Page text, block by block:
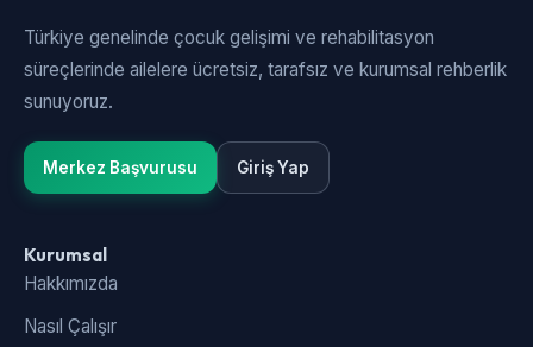
Türkiye genelinde çocuk gelişimi ve rehabilitasyon
süreçlerinde ailelere ücretsiz, tarafsız ve kurumsal rehberlik
sunuyoruz.
Merkez Başvurusu Giriş Yap
Kurumsal
Hakkımızda
Nasıl Çalışır